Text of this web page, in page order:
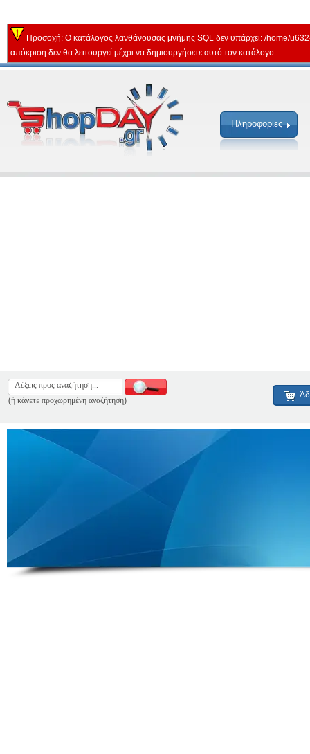
Προσοχή: Ο κατάλογος λανθάνουσας μνήμης SQL δεν υπάρχει: /home/
απόκριση δεν θα λειτουργεί μέχρι να δημιουργήσετε αυτό τον κατάλογο.
Πληροφορίες
(ή κάνετε προχωρημένη αναζήτηση)